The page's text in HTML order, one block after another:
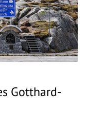
Gotthard-